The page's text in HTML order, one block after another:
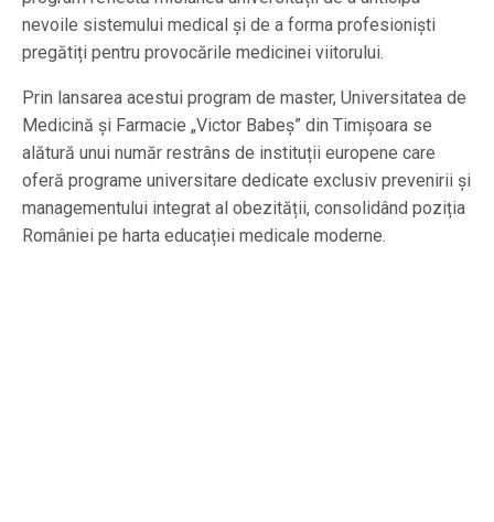
nevoile sistemului medical și de a forma profesioniști
pregătiți pentru provocările medicinei viitorului.
Prin lansarea acestui program de master, Universitatea de
Medicină și Farmacie „Victor Babeș” din Timișoara se
alătură unui număr restrâns de instituții europene care
oferă programe universitare dedicate exclusiv prevenirii și
managementului integrat al obezității, consolidând poziția
României pe harta educației medicale moderne.